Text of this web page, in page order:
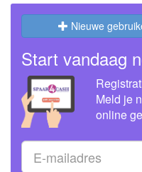
Nieuwe
Meld je
online